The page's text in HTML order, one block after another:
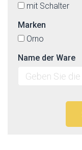
mit Schalter
Marken
Orno
Name der Ware